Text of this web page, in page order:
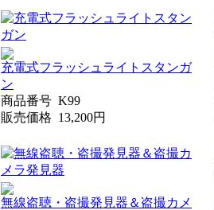
充電式フラッシュライトスタンガ
ン
商品番号 K99
販売価格 13,200円
無線盗聴・盗撮発見器＆盗撮カメ